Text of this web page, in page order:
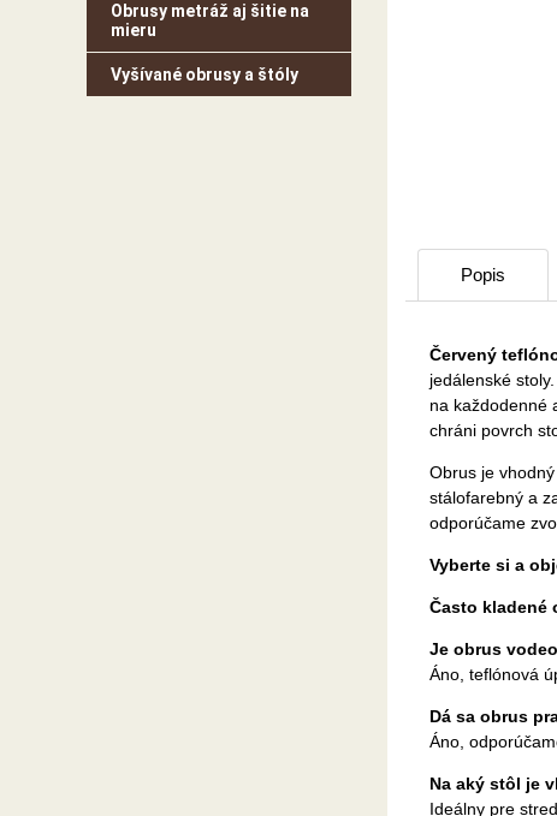
Obrusy metráž aj šitie na
mieru
Vyšívané obrusy a štóly
Popis
Červený
jedálenské
na každodenné
chráni povrch
Obrus je
stálofarebný a
odporúčame
Vyberte si a
Často kladené
Je obrus
Áno, teflónová
Dá sa obrus
Áno,
Na aký stôl je
Ideálny pre